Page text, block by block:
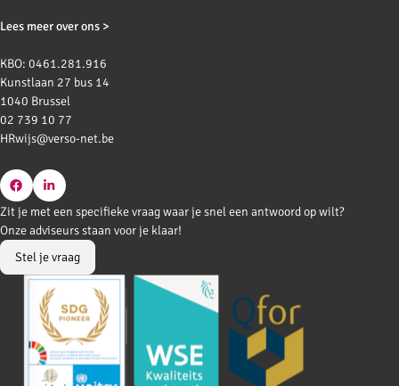
Lees meer over ons >
KBO: 0461.281.916
Kunstlaan 27 bus 14
1040 Brussel
02 739 10 77
HRwijs@verso-net.be
Go
to
Facebook
Go
to
LinkedIn
Zit je met een specifieke vraag waar je snel een antwoord op wilt?
Onze adviseurs staan voor je klaar!
Stel je vraag